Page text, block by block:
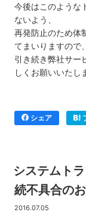
今後はこのような
ないよう、
再発防止のため体
てまいりますので、
引き続き弊社サー
しくお願いいたし
シェア
システムト
続不具合の
2016.07.05